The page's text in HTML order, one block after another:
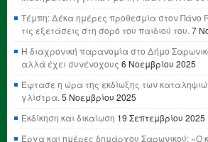
Τέμπη: Δέκα ημέρες προθεσμία στον Πάνο
τις εξετάσεις στη σορό του παιδιού του. 7
Η διαχρονική παρανομία στο Δήμο
αλλά έχει συνένοχους 6 Νοεμβρίου 2025
Έφτασε η ώρα της εκδίωξης των
γλίστρα. 5 Νοεμβρίου 2025
Εκδίκηση και δικαίωση 19 Σεπτεμβρίου 2025
Έργα και ημέρες δημάρχου Σαρωνικού: «Ο